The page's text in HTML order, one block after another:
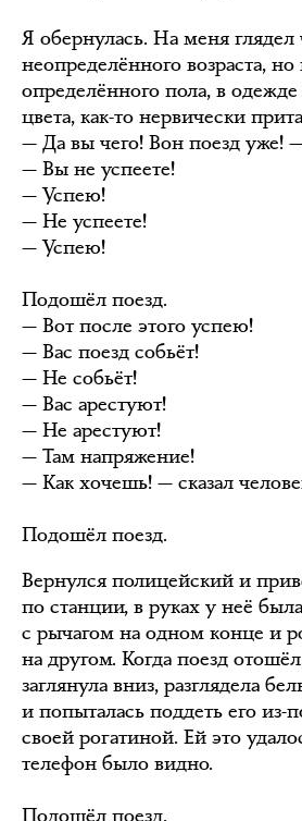
Я обернулась. На меня глядел
неопределённого возраста, но
определённого пола, в
цвета, как-то нервически
— Да вы чего! Вон поезд уже! —
— Вы не успеете!
— Успею!
— Не успеете!
— Успею!
Подошёл поезд.
— Вот после этого успею!
— Вас поезд собьёт!
— Не собьёт!
— Вас арестуют!
— Не арестуют!
— Там напряжение!
— Как хочешь! — сказал
Подошёл поезд.
Вернулся полицейский и
по станции, в руках у неё
с рычагом на одном конце и
на другом. Когда поезд
заглянула вниз, разглядела
и попыталась поддеть его
своей рогатиной. Ей это
телефон было видно.
Подошёл поезд.